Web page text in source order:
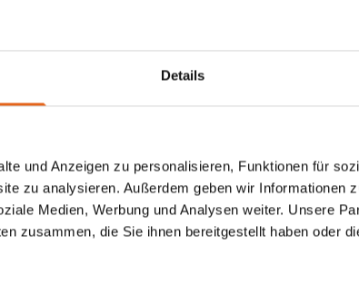
Details
und Anzeigen zu personalisieren, Funktionen für
zu analysieren. Außerdem geben wir Informationen
Medien, Werbung und Analysen weiter. Unsere
zusammen, die Sie ihnen bereitgestellt haben oder
zurück und konnte viel Positives berichten. Die
die Prognosen für den Holzbau sind gut,
zusätzlich. Der Blick in die gut gefüllten
starten.
Alexander Haas würdigte jeden Jubilar und
er auf die Betriebszugehörigkeit zurück und fand
Auch die langjährigen Mitarbeiter, die sich im
erhielten von Herrn Haas ein
auf jeder Firmenfeier.
Klänge mit dem Hackbrett oder der
nicht nehmen, selber noch aufzuspielen